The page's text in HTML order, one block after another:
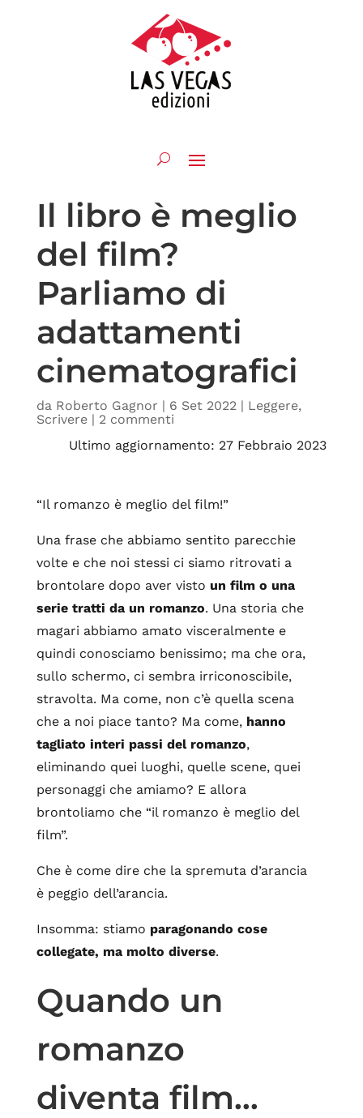
Il libro è meglio
del film?
Parliamo di
adattamenti
cinematografici
da Roberto Gagnor | 6 Set 2022| Leggere,
Scrivere| 2 commenti
Ultimo aggiornamento: 27 Febbraio 2023
“Il romanzo è meglio del film!”
Una frase che abbiamo sentito parecchie
volte e che noi stessi ci siamo ritrovati a
brontolare dopo aver visto un film o una
serie tratti da un romanzo. Una storia che
magari abbiamo amato visceralmente e
quindi conosciamo benissimo; ma che ora,
sullo schermo, ci sembra irriconoscibile,
stravolta. Ma come, non c’è quella scena
che a noi piace tanto? Ma come, hanno
tagliato interi passi del romanzo,
eliminando quei luoghi, quelle scene, quei
personaggi che amiamo? E allora
brontoliamo che “il romanzo è meglio del
film”.
Che è come dire che la spremuta d’arancia
è peggio dell’arancia.
Insomma: stiamo paragonando cose
collegate, ma molto diverse.
Quando un
romanzo
diventa film…